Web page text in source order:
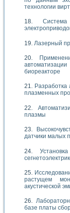
технологии
Лазерный
биореакторе
Разработка
плазменных
плазмы
датчики малых
растущем
акустической
базе платы